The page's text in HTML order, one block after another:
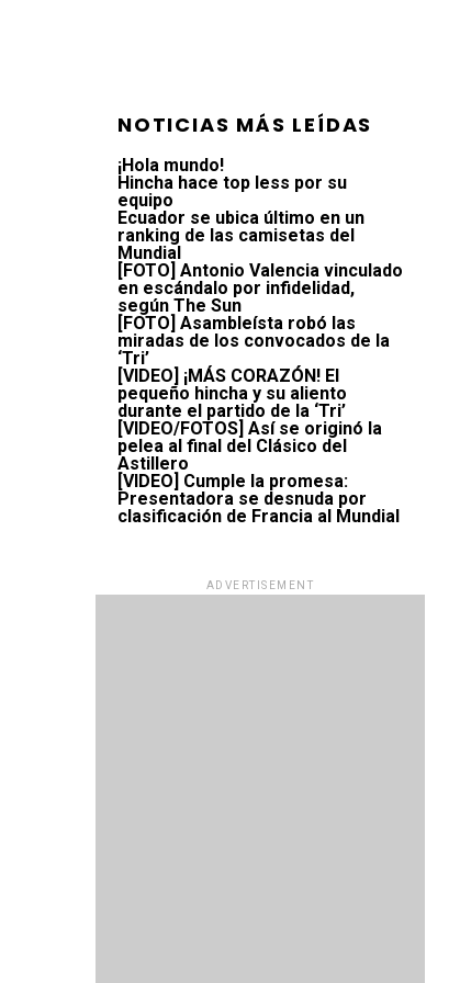
NOTICIAS MÁS LEÍDAS
¡Hola mundo!
Hincha hace top less por su
equipo
Ecuador se ubica último en un
ranking de las camisetas del
Mundial
[FOTO] Antonio Valencia vinculado
en escándalo por infidelidad,
según The Sun
[FOTO] Asambleísta robó las
miradas de los convocados de la
‘Tri’
[VIDEO] ¡MÁS CORAZÓN! El
pequeño hincha y su aliento
durante el partido de la ‘Tri’
[VIDEO/FOTOS] Así se originó la
pelea al final del Clásico del
Astillero
[VIDEO] Cumple la promesa:
Presentadora se desnuda por
clasificación de Francia al Mundial
ADVERTISEMENT